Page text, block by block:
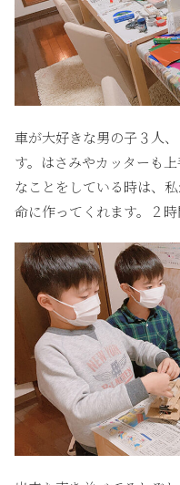
車が大好きな男の子３人
す。はさみやカッターも
なことをしている時は、
命に作ってくれます。２